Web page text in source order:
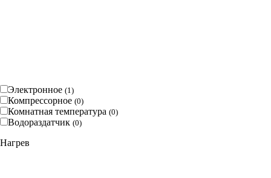
Электронное (1)
Компрессорное (0)
Комнатная температура (0)
Водораздатчик (0)
Нагрев